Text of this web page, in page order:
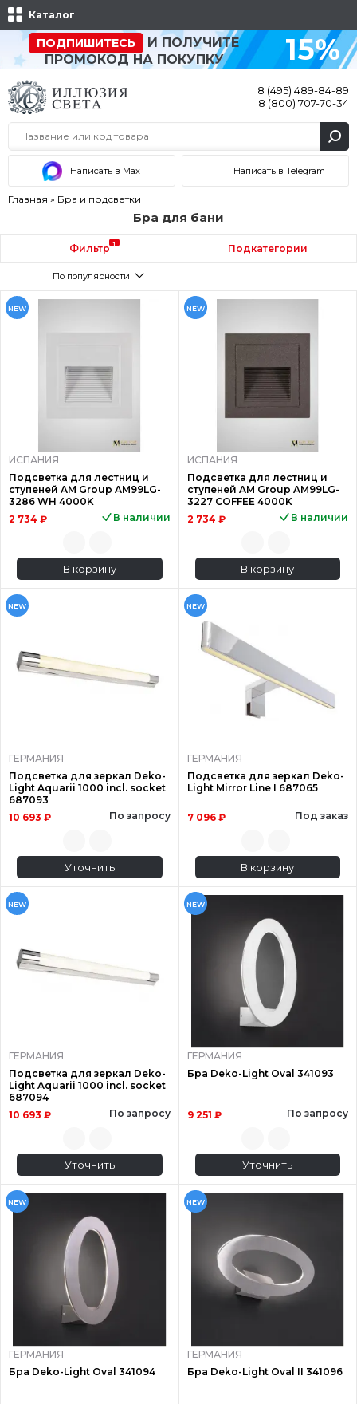
Каталог
ПОДПИШИТЕСЬ
И ПОЛУЧИТЕ
ПРОМОКОД НА ПОКУПКУ
15%
8 (495) 489-84-89
8 (800) 707-70-34
Написать в Max Написать в Telegram
Главная » Бра и подсветки
Бра для бани
Фильтр 1 Подкатегории
По популярности
NEW
ИСПАНИЯ
Подсветка для лестниц и
ступеней AM Group AM99LG-
3286 WH 4000K
2 734 ₽
В наличии
В корзину
NEW
ИСПАНИЯ
Подсветка для лестниц и
ступеней AM Group AM99LG-
3227 COFFEE 4000K
2 734 ₽
В наличии
В корзину
NEW
ГЕРМАНИЯ
Подсветка для зеркал Deko-
Light Aquarii 1000 incl. socket
687093
10 693 ₽
По запросу
Уточнить
NEW
ГЕРМАНИЯ
Подсветка для зеркал Deko-
Light Mirror Line I 687065
7 096 ₽ Под заказ
В корзину
NEW
ГЕРМАНИЯ
Подсветка для зеркал Deko-
Light Aquarii 1000 incl. socket
687094
10 693 ₽
По запросу
Уточнить
NEW
ГЕРМАНИЯ
Бра Deko-Light Oval 341093
9 251 ₽ По запросу
Уточнить
NEW
ГЕРМАНИЯ
Бра Deko-Light Oval 341094
NEW
ГЕРМАНИЯ
Бра Deko-Light Oval II 341096